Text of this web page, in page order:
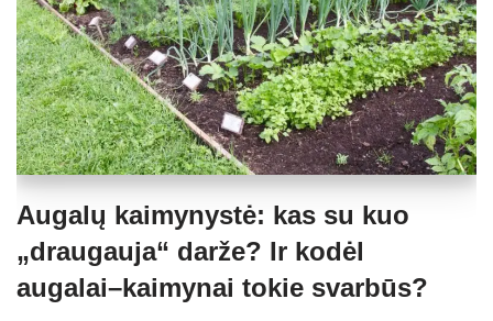
Augalų kaimynystė: kas su kuo
„draugauja“ darže? Ir kodėl
augalai–kaimynai tokie svarbūs?